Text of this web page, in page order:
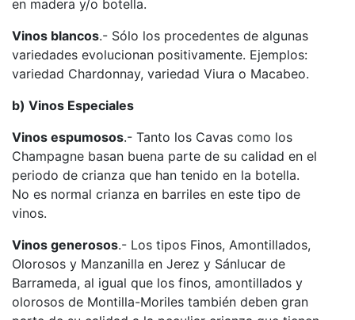
en madera y/o botella.
Vinos blancos.- Sólo los procedentes de algunas
variedades evolucionan positivamente. Ejemplos:
variedad Chardonnay, variedad Viura o Macabeo.
b) Vinos Especiales
Vinos espumosos.- Tanto los Cavas como los
Champagne basan buena parte de su calidad en el
periodo de crianza que han tenido en la botella.
No es normal crianza en barriles en este tipo de
vinos.
Vinos generosos.- Los tipos Finos, Amontillados,
Olorosos y Manzanilla en Jerez y Sánlucar de
Barrameda, al igual que los finos, amontillados y
olorosos de Montilla-Moriles también deben gran